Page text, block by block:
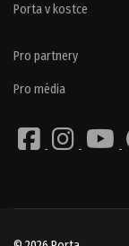
Porta v kostce
Pro partnery
Pro média